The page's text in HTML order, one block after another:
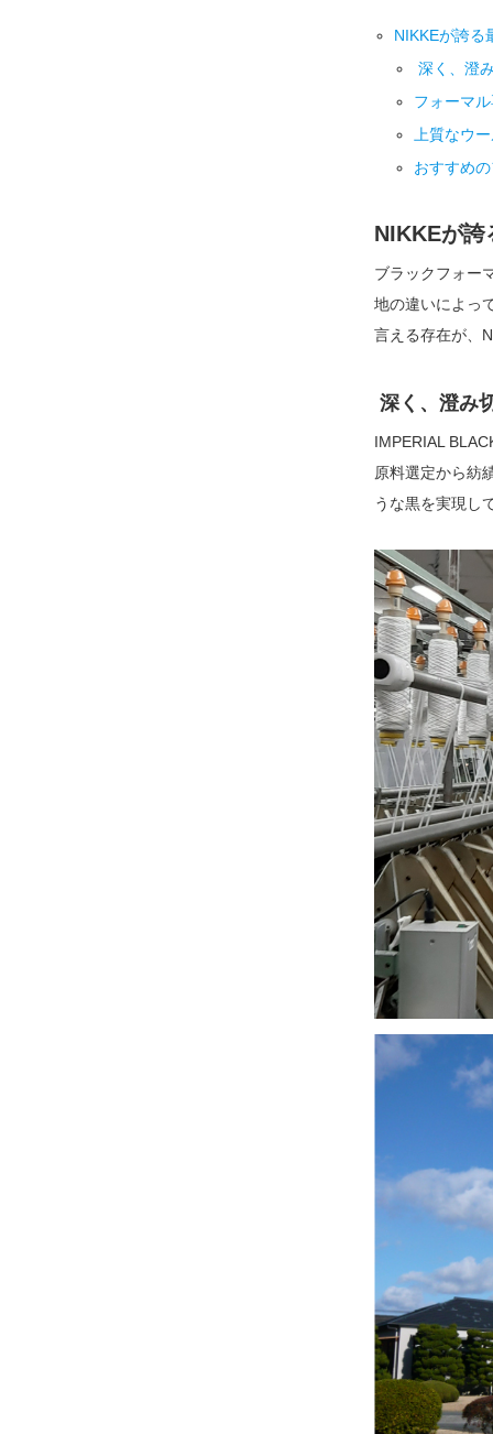
NIKKEが誇る
深く、澄
フォーマ
上質なウ
おすすめ
NIKKEが誇
ブラックフォー
地の違いによっ
言える存在が、
深く、澄み
IMPERIAL
原料選定から紡
うな黒を実現し